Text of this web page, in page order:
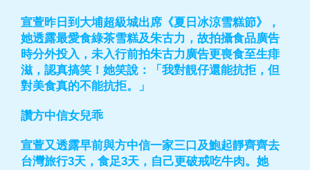
宣萱昨日到大埔超級城出席《夏日冰涼雪糕節》，
她透露最愛食綠茶雪糕及朱古力，故拍攝食品廣告
時分外投入，未入行前拍朱古力廣告更喪食至生痱
滋，認真搞笑！她笑說：「我對靚仔還能抗拒，但
對美食真的不能抗拒。」
讚方中信女兒乖
宣萱又透露早前與方中信一家三口及鮑起靜齊齊去
台灣旅行3天，食足3天，自己更破戒吃牛肉。她